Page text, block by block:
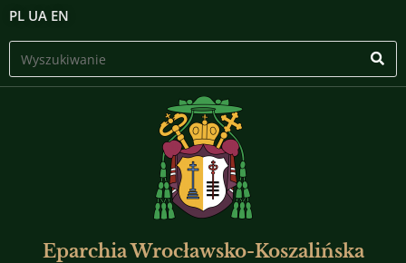
PL UA EN
Eparchia Wrocławsko-Koszalińska